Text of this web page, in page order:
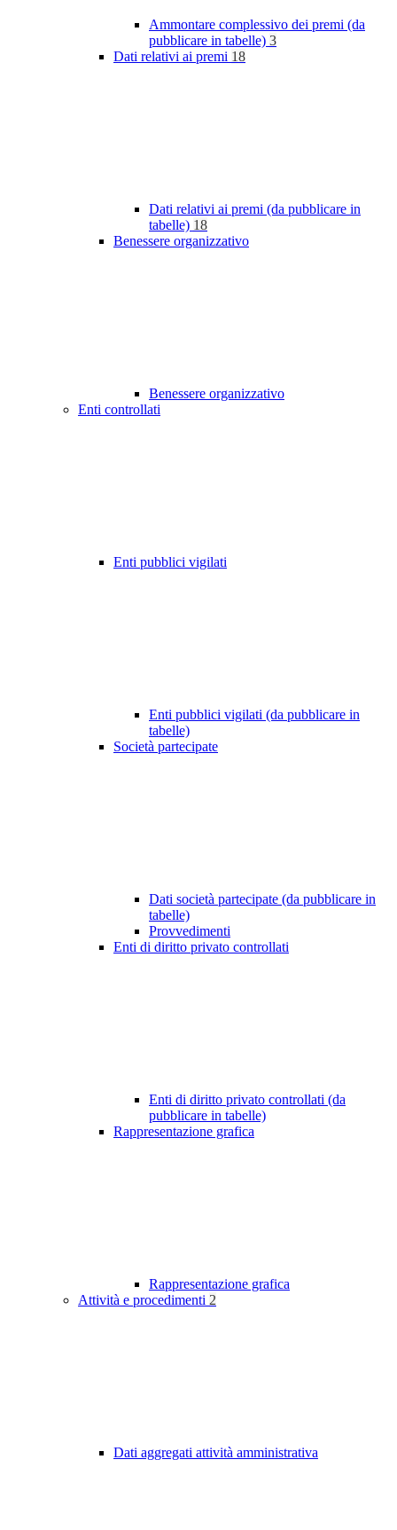
Ammontare complessivo dei premi (da
pubblicare in tabelle) 3
Dati relativi ai premi 18
Dati relativi ai premi (da pubblicare in
tabelle) 18
Benessere organizzativo
Benessere organizzativo
Enti controllati
Enti pubblici vigilati
Enti pubblici vigilati (da pubblicare in
tabelle)
Società partecipate
Dati società partecipate (da pubblicare in
tabelle)
Provvedimenti
Enti di diritto privato controllati
Enti di diritto privato controllati (da
pubblicare in tabelle)
Rappresentazione grafica
Rappresentazione grafica
Attività e procedimenti 2
Dati aggregati attività amministrativa